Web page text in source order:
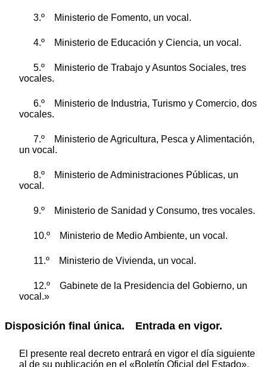
3.º Ministerio de Fomento, un vocal.
4.º Ministerio de Educación y Ciencia, un vocal.
5.º Ministerio de Trabajo y Asuntos Sociales, tres
vocales.
6.º Ministerio de Industria, Turismo y Comercio, dos
vocales.
7.º Ministerio de Agricultura, Pesca y Alimentación,
un vocal.
8.º Ministerio de Administraciones Públicas, un
vocal.
9.º Ministerio de Sanidad y Consumo, tres vocales.
10.º Ministerio de Medio Ambiente, un vocal.
11.º Ministerio de Vivienda, un vocal.
12.º Gabinete de la Presidencia del Gobierno, un
vocal.»
Disposición final única. Entrada en vigor.
El presente real decreto entrará en vigor el día siguiente
al de su publicación en el «Boletín Oficial del Estado».